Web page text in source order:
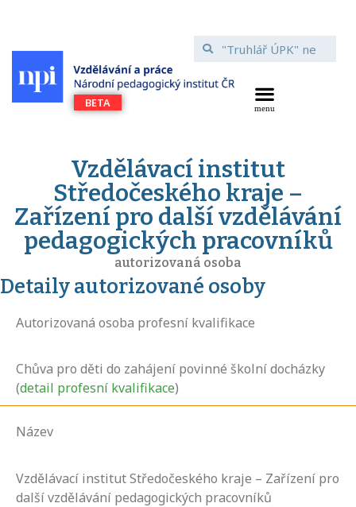
Vzdělávací institut
Středočeského kraje –
Zařízení pro další vzdělávání
pedagogických pracovníků
autorizovaná osoba
Detaily autorizované osoby
Autorizovaná osoba profesní kvalifikace
Chůva pro děti do zahájení povinné školní docházky
(detail profesní kvalifikace)
Název
Vzdělávací institut Středočeského kraje – Zařízení pro
další vzdělávání pedagogických pracovníků